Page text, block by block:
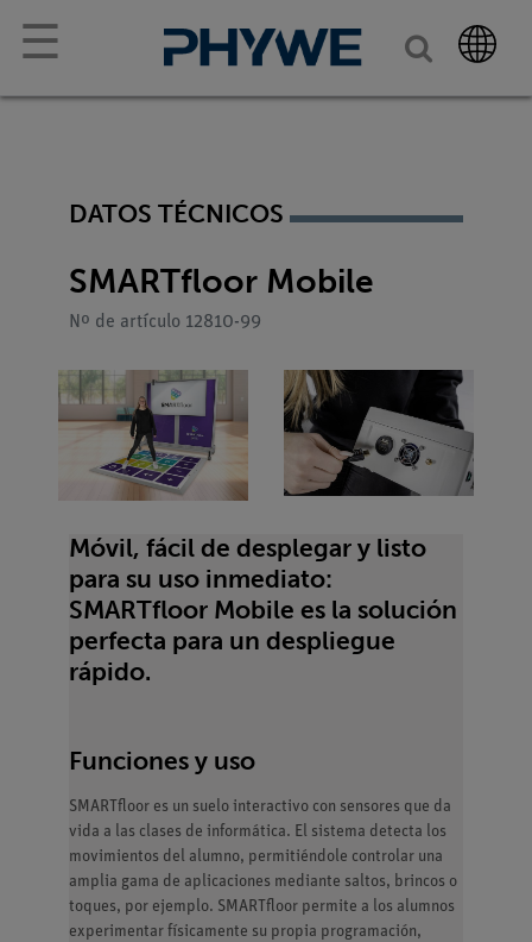
☰
DATOS TÉCNICOS
SMARTfloor Mobile
Nº de artículo 12810-99
Móvil, fácil de desplegar y listo
para su uso inmediato:
SMARTfloor Mobile es la solución
perfecta para un despliegue
rápido.
Funciones y uso
SMARTfloor es un suelo interactivo con sensores que da
vida a las clases de informática. El sistema detecta los
movimientos del alumno, permitiéndole controlar una
amplia gama de aplicaciones mediante saltos, brincos o
toques, por ejemplo. SMARTfloor permite a los alumnos
experimentar físicamente su propia programación,